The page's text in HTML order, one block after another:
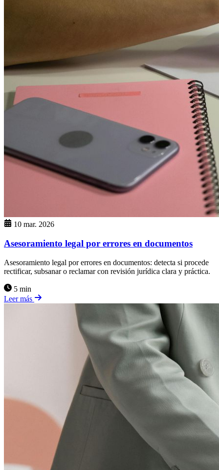
10 mar. 2026
Asesoramiento legal por errores en documentos
Asesoramiento legal por errores en documentos: detecta si procede
rectificar, subsanar o reclamar con revisión jurídica clara y práctica.
5 min
Leer más